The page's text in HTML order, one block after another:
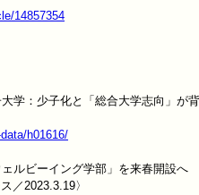
14857354
学：少子化と「総合大学志向」が
h01616/
ルビーイング学部」を来春開設へ